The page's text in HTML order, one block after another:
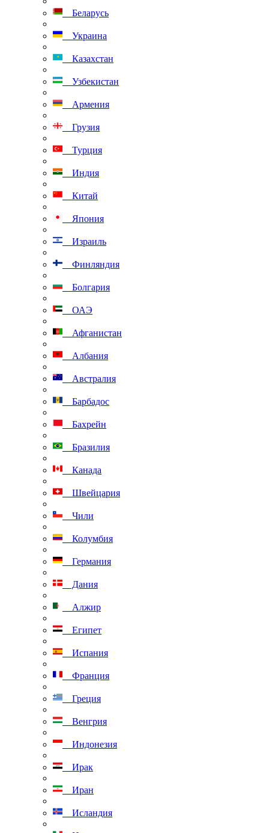
Беларусь
Украина
Казахстан
Узбекистан
Армения
Грузия
Турция
Индия
Китай
Япония
Израиль
Финляндия
Болгария
ОАЭ
Афганистан
Албания
Австралия
Барбадос
Бахрейн
Бразилия
Канада
Швейцария
Чили
Колумбия
Германия
Дания
Алжир
Египет
Испания
Франция
Греция
Венгрия
Индонезия
Ирак
Иран
Исландия